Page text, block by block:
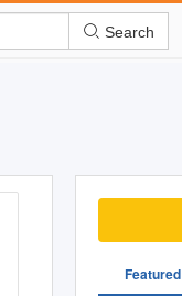
Search
Featured